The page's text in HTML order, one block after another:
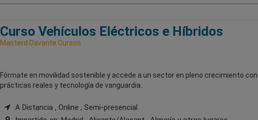
Curso Vehículos Eléctricos e Híbridos
Masterd Davante Cursos
Fórmate en movilidad sostenible y accede a un sector en pleno crecimiento con
prácticas reales y tecnología de vanguardia.
A Distancia , Online , Semi-presencial